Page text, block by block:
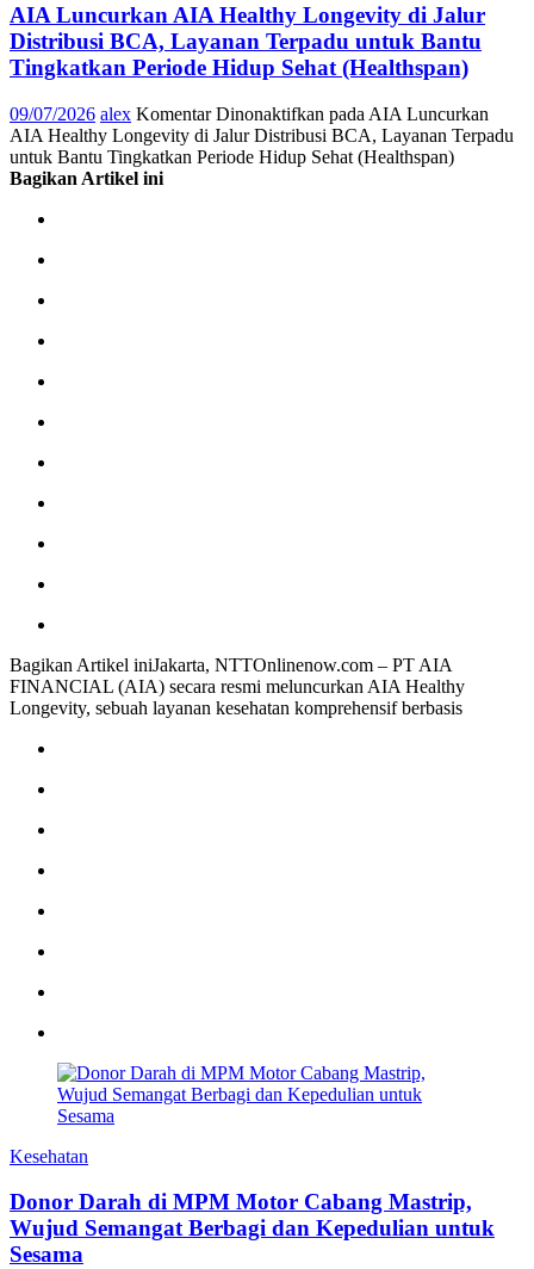
AIA Luncurkan AIA Healthy Longevity di Jalur
Distribusi BCA, Layanan Terpadu untuk Bantu
Tingkatkan Periode Hidup Sehat (Healthspan)
09/07/2026 alex Komentar Dinonaktifkan pada AIA Luncurkan
AIA Healthy Longevity di Jalur Distribusi BCA, Layanan Terpadu
untuk Bantu Tingkatkan Periode Hidup Sehat (Healthspan)
Bagikan Artikel ini
Bagikan Artikel iniJakarta, NTTOnlinenow.com – PT AIA
FINANCIAL (AIA) secara resmi meluncurkan AIA Healthy
Longevity, sebuah layanan kesehatan komprehensif berbasis
Kesehatan
Donor Darah di MPM Motor Cabang Mastrip,
Wujud Semangat Berbagi dan Kepedulian untuk
Sesama